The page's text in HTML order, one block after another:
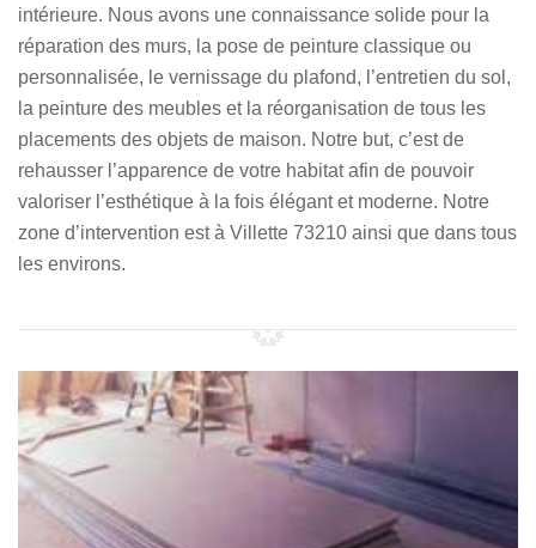
intérieure. Nous avons une connaissance solide pour la
réparation des murs, la pose de peinture classique ou
personnalisée, le vernissage du plafond, l’entretien du sol,
la peinture des meubles et la réorganisation de tous les
placements des objets de maison. Notre but, c’est de
rehausser l’apparence de votre habitat afin de pouvoir
valoriser l’esthétique à la fois élégant et moderne. Notre
zone d’intervention est à Villette 73210 ainsi que dans tous
les environs.